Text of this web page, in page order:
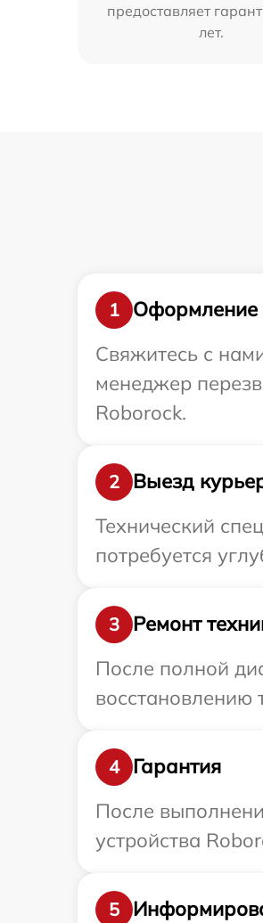
предоставляет
лет.
1
Оформление
Свяжитесь с
менеджер
Roborock.
2
Выезд
Технический
потребуется
3
Ремонт
После полной
восстановлению
4
Гарантия
После
устройства
5